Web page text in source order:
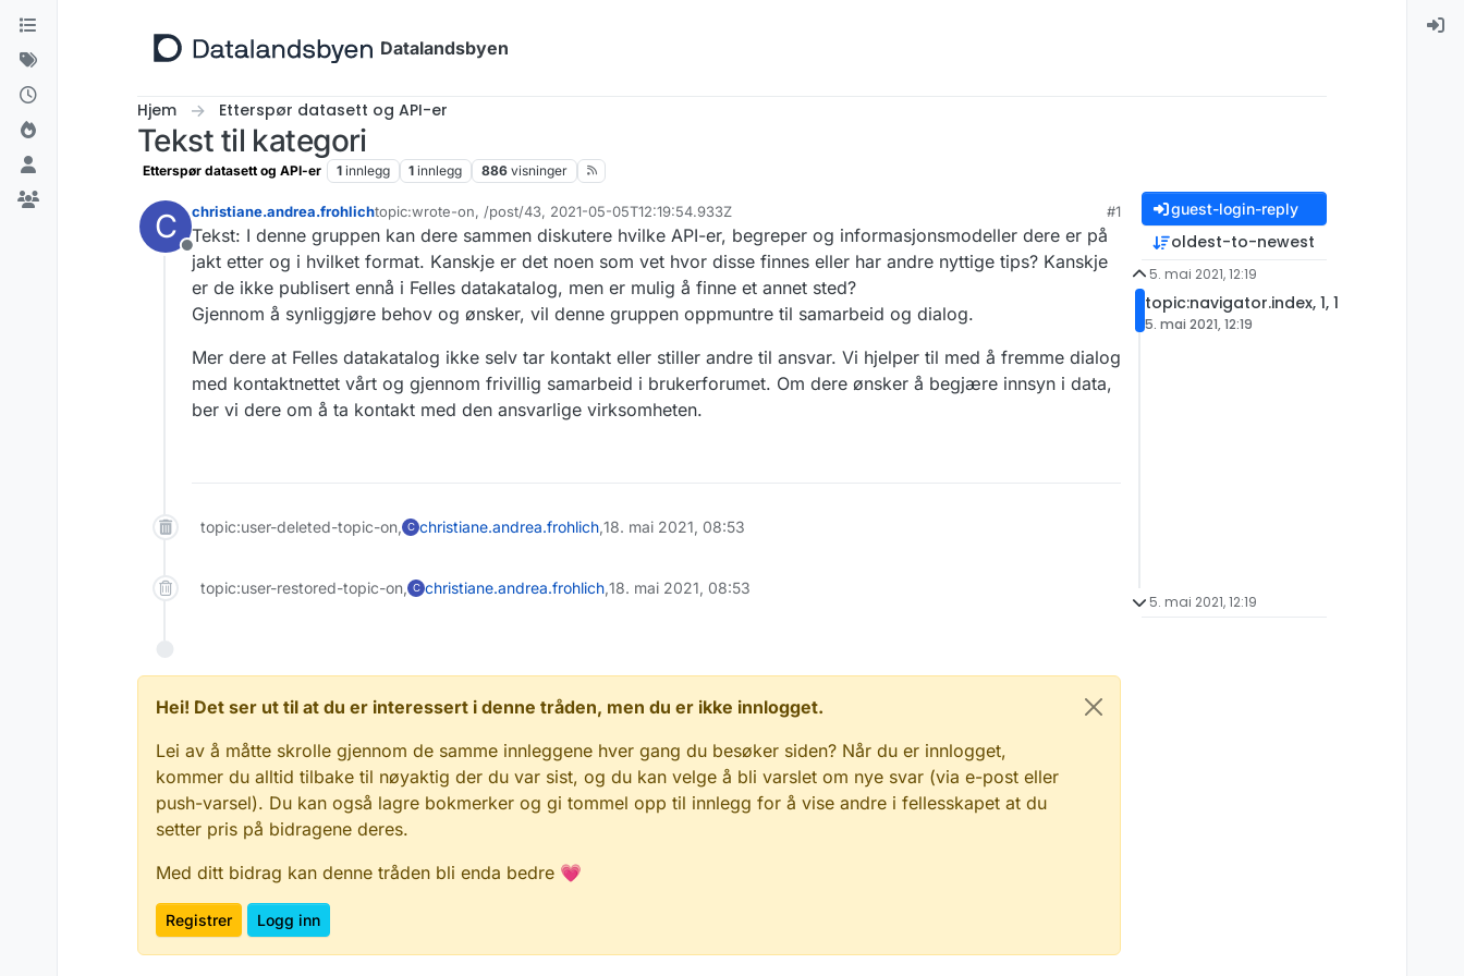
Hopp til innhold
Datalandsbyen
Hjem Etterspør datasett og API-er
Tekst til kategori
Etterspør datasett og API-er 1 innlegg 1 innlegg 886 visninger
C
Frakoblet
christiane.andrea.frohlichtopic:wrote-on, /post/43, 2021-05-05T12:19:54.933Z
Sist endret av
#1
Tekst: I denne gruppen kan dere sammen diskutere hvilke API-er, begreper og informasjonsmodeller dere er på
jakt etter og i hvilket format. Kanskje er det noen som vet hvor disse finnes eller har andre nyttige tips? Kanskje
er de ikke publisert ennå i Felles datakatalog, men er mulig å finne et annet sted?
Gjennom å synliggjøre behov og ønsker, vil denne gruppen oppmuntre til samarbeid og dialog.
Mer dere at Felles datakatalog ikke selv tar kontakt eller stiller andre til ansvar. Vi hjelper til med å fremme dialog
med kontaktnettet vårt og gjennom frivillig samarbeid i brukerforumet. Om dere ønsker å begjære innsyn i data,
ber vi dere om å ta kontakt med den ansvarlige virksomheten.
topic:user-deleted-topic-on, C christiane.andrea.frohlich,18. mai 2021, 08:53
topic:user-restored-topic-on, C christiane.andrea.frohlich,18. mai 2021, 08:53
Hei! Det ser ut til at du er interessert i denne tråden, men du er ikke innlogget.
Lei av å måtte skrolle gjennom de samme innleggene hver gang du besøker siden? Når du er innlogget,
kommer du alltid tilbake til nøyaktig der du var sist, og du kan velge å bli varslet om nye svar (via e-post eller
push-varsel). Du kan også lagre bokmerker og gi tommel opp til innlegg for å vise andre i fellesskapet at du
setter pris på bidragene deres.
Med ditt bidrag kan denne tråden bli enda bedre 💗
Registrer Logg inn
guest-login-reply
oldest-to-newest
5. mai 2021, 12:19
topic:navigator.index, 1, 1
5. mai 2021, 12:19
5. mai 2021, 12:19